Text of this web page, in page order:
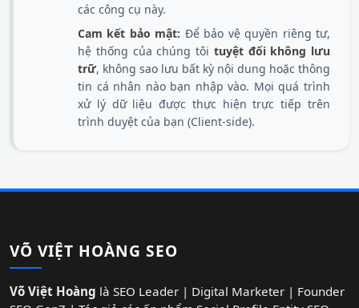
các công cụ này.
Cam kết bảo mật: Để bảo vệ quyền riêng tư,
hệ thống của chúng tôi tuyệt đối không lưu
trữ, không sao lưu bất kỳ nội dung hoặc thông
tin cá nhân nào bạn nhập vào. Mọi quá trình
xử lý dữ liệu được thực hiện trực tiếp trên
trình duyệt của bạn (Client-side).
VÕ VIỆT HOÀNG SEO
Võ Việt Hoàng là SEO Leader | Digital Marketer | Founder